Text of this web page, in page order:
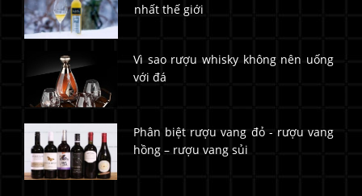
nhất thế giới
Vì sao rượu whisky không nên uống
với đá
Phân biệt rượu vang đỏ - rượu vang
hồng – rượu vang sủi